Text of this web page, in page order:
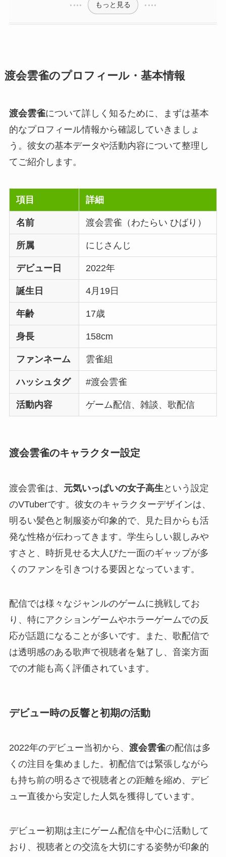
もっと見る
渡会雲雀のプロフィール・基本情報
渡会雲雀について詳しく知るために、まずは基本
的なプロフィール情報から確認していきましょ
う。彼女の基本データや活動内容について整理し
てご紹介します。
項目 詳細
名前 渡会雲雀（わたらい ひばり）
所属 にじさんじ
デビュー日 2022年
誕生日 4月19日
年齢 17歳
身長 158cm
ファンネーム 雲雀組
ハッシュタグ #渡会雲雀
活動内容 ゲーム配信、雑談、歌配信
渡会雲雀のキャラクター設定
渡会雲雀は、 元気いっぱいの女子高生 という設定
のVTuberです。彼女のキャラクターデザインは、
明るい髪色と制服姿が印象的で、見た目からも活
発な性格が伝わってきます。学生らしい親しみや
すさと、時折見せる大人びた一面のギャップが多
くのファンを引きつける要因となっています。
配信では様々なジャンルのゲームに挑戦してお
り、特にアクションゲームやホラーゲームでの反
応が話題になることが多いです。また、歌配信で
は透明感のある歌声で視聴者を魅了し、音楽方面
での才能も高く評価されています。
デビュー時の反響と初期の活動
2022年のデビュー当初から、 渡会雲雀の配信は多
くの注目を集めました。初配信では緊張しながら
も持ち前の明るさで視聴者との距離を縮め、デビ
ュー直後から安定した人気を獲得しています。
デビュー初期は主にゲーム配信を中心に活動して
おり、視聴者との交流を大切にする姿勢が印象的